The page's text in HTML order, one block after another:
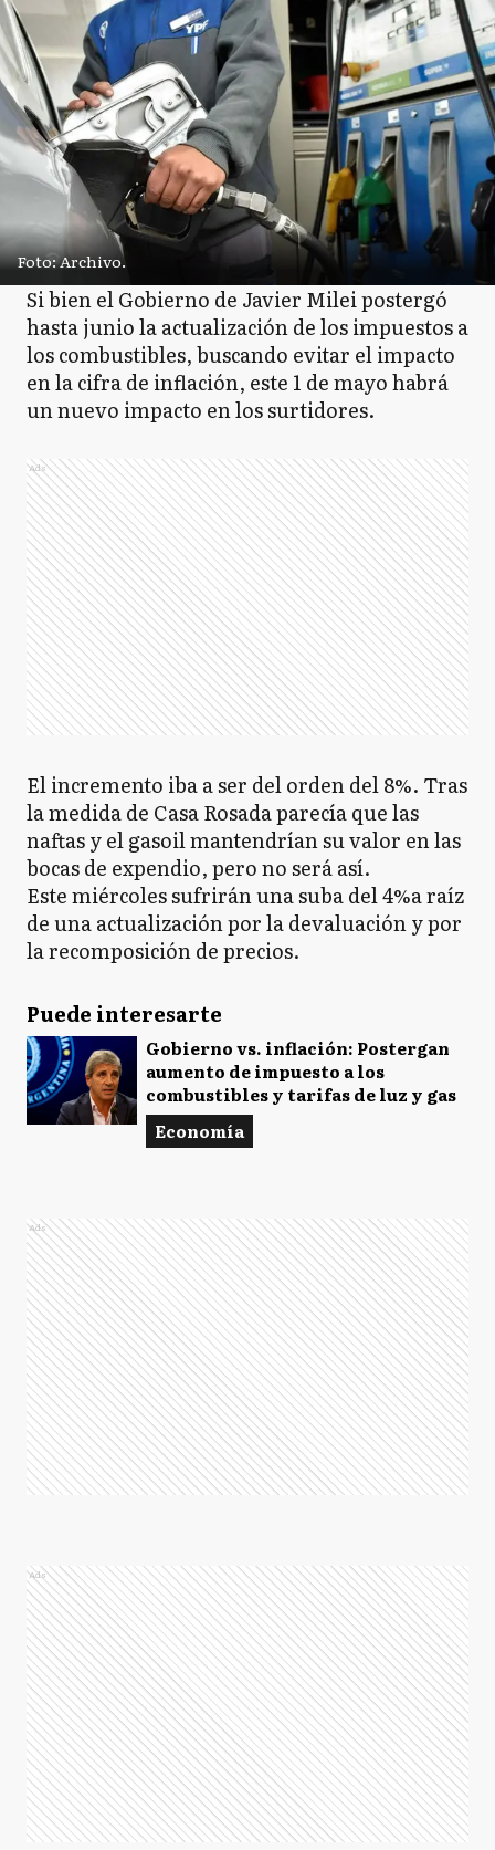
Foto: Archivo.
Si bien el Gobierno de Javier Milei postergó
hasta junio la actualización de los impuestos a
los combustibles, buscando evitar el impacto
en la cifra de inflación, este 1 de mayo habrá
un nuevo impacto en los surtidores.
Ads
El incremento iba a ser del orden del 8%. Tras
la medida de Casa Rosada parecía que las
naftas y el gasoil mantendrían su valor en las
bocas de expendio, pero no será así.
Este miércoles sufrirán una suba del 4%a raíz
de una actualización por la devaluación y por
la recomposición de precios.
Puede interesarte
Gobierno vs. inflación: Postergan
aumento de impuesto a los
combustibles y tarifas de luz y gas
Economía
Ads
Ads